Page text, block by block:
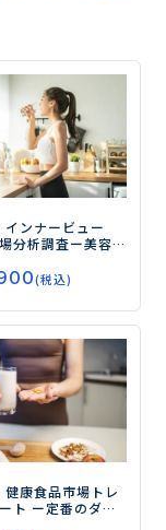
ンナービュー
分析調査ー美容
(税込)
康食品市場トレ
ト ー定番のダイ